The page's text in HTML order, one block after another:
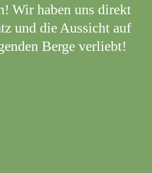
und genauso
Die Lage war
Aussicht auch.